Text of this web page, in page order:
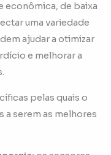
econômica, de baixa
uma variedade
ajudar a otimizar
e melhorar a
pelas quais o
a serem as melhores